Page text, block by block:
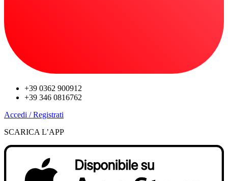
+39 0362 900912
+39 346 0816762
Accedi / Registrati
SCARICA L’APP